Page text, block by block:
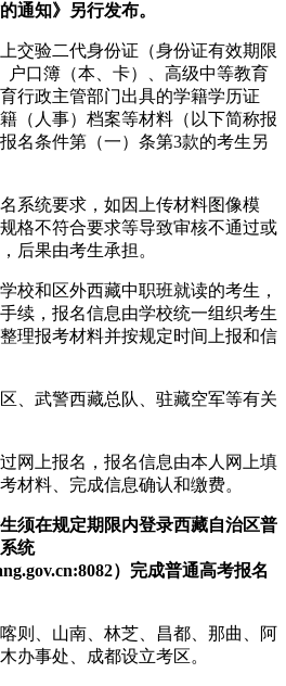
通知》另行发布。
交验二代身份证（身份证有效期限
户口簿（本、卡）、高级中等教育
行政主管部门出具的学籍学历证
（人事）档案等材料（以下简称报
名条件第（一）条第3款的考生另
系统要求，如因上传材料图像模
格不符合要求等导致审核不通过或
后果由考生承担。
校和区外西藏中职班就读的考生，
续，报名信息由学校统一组织考生
理报考材料并按规定时间上报和信
、武警西藏总队、驻藏空军等有关
网上报名，报名信息由本人网上填
材料、完成信息确认和缴费。
须在规定期限内登录西藏自治区普
统
）完成普通高考报名
喀则、山南、林芝、昌都、那曲、阿
办事处、成都设立考区。